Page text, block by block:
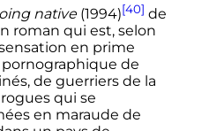
native(1994)[40] de
roman qui est, selon
en prime
de
de guerriers de la
qui se
en maraude de